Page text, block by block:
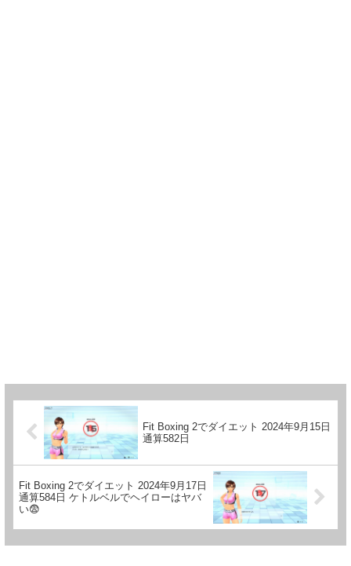
Fit Boxing 2でダイエット 2024年9月15日
通算582日
Fit Boxing 2でダイエット 2024年9月17日
通算584日 ケトルベルでヘイローはヤバ
い😨